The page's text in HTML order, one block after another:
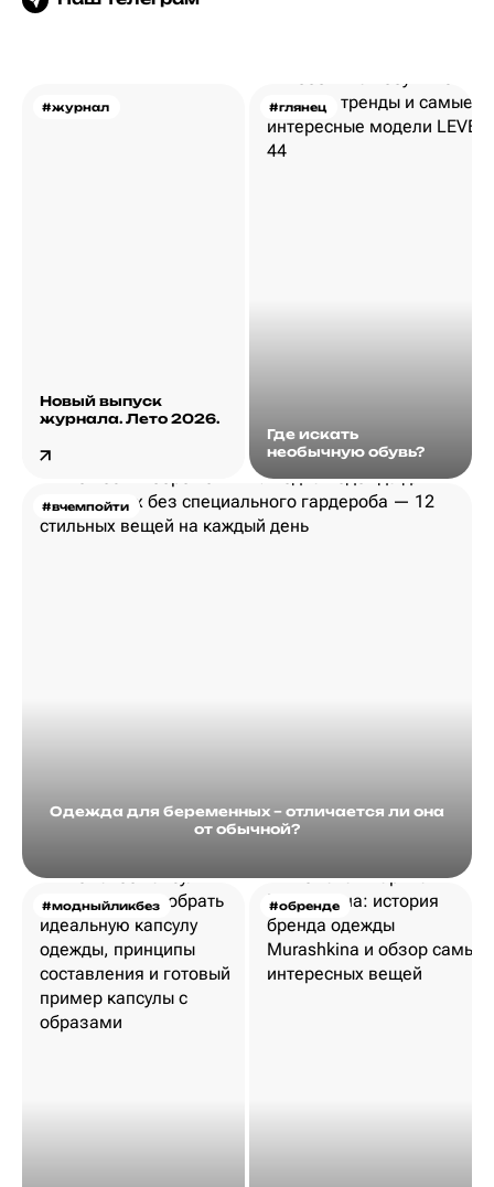
#журнал
Новый выпуск
журнала. Лето 2026.
#глянец
Где искать
необычную обувь?
#вчемпойти
Одежда для беременных – отличается ли она
от обычной?
#модныйликбез #обренде